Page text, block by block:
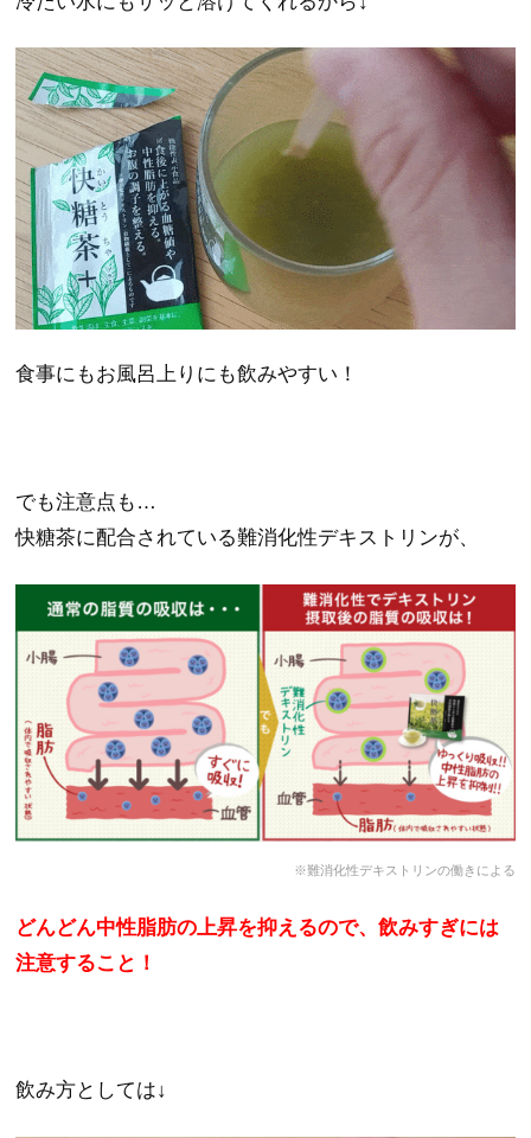
食事にもお風呂上りにも飲みやすい！
でも注意点も…
快糖茶に配合されている難消化性デキストリンが、
※難消化性デキストリンの働きによる
どんどん中性脂肪の上昇を抑えるので、飲みすぎには
注意すること！
飲み方としては↓